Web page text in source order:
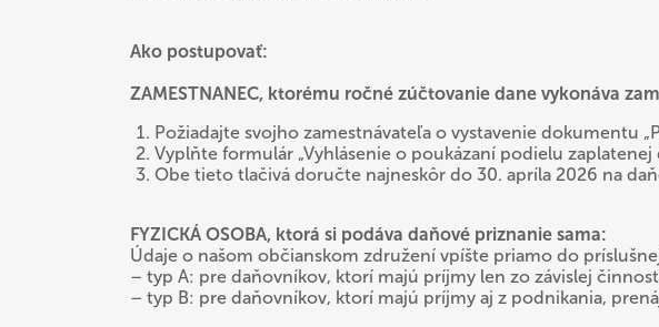
Ako postupovať:
ZAMESTNANEC, ktorému ročné zúčtovanie dane vykonáva
Požiadajte svojho zamestnávateľa o vystavenie dokumentu
Vyplňte formulár „Vyhlásenie o poukázaní podielu
Obe tieto tlačivá doručte najneskôr do 30. apríla 2026 na
FYZICKÁ OSOBA, ktorá si podáva daňové priznanie sama:
Údaje o našom občianskom združení vpíšte priamo do
– typ A: pre daňovníkov, ktorí majú príjmy len zo závislej
– typ B: pre daňovníkov, ktorí majú príjmy aj z podnikania,